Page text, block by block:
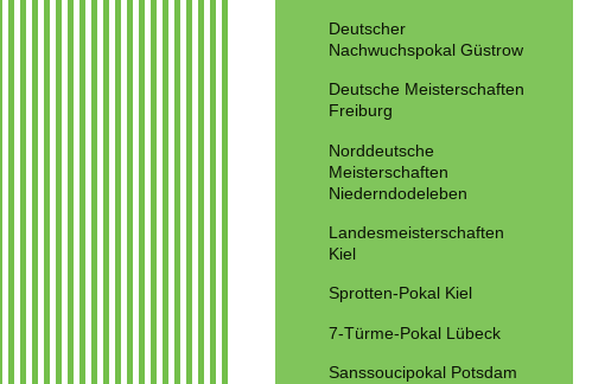
Deutscher
Nachwuchspokal Güstrow
Deutsche Meisterschaften
Freiburg
Norddeutsche
Meisterschaften
Niederndodeleben
Landesmeisterschaften
Kiel
Sprotten-Pokal Kiel
7-Türme-Pokal Lübeck
Sanssoucipokal Potsdam